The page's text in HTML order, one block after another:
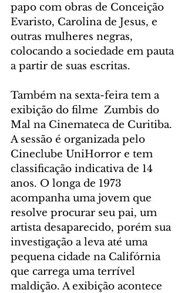
papo com obras de Conceição
Evaristo, Carolina de Jesus, e
outras mulheres negras,
colocando a sociedade em pauta
a partir de suas escritas.
Também na sexta-feira tem a
exibição do filme  Zumbis do
Mal na Cinemateca de Curitiba.
A sessão é organizada pelo
Cineclube UniHorror e tem
classificação indicativa de 14
anos. O longa de 1973
acompanha uma jovem que
resolve procurar seu pai, um
artista desaparecido, porém sua
investigação a leva até uma
pequena cidade na Califórnia
que carrega uma terrível
maldição. A exibição acontece